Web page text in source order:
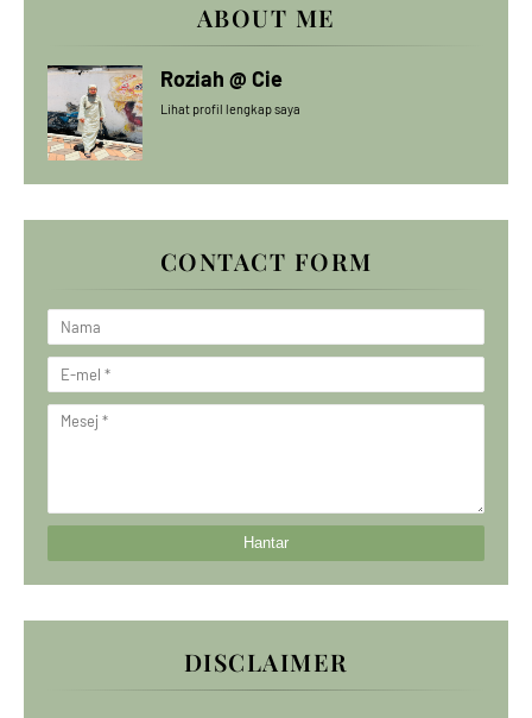
ABOUT ME
Roziah @ Cie
Lihat profil lengkap saya
CONTACT FORM
DISCLAIMER